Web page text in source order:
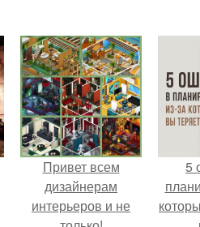
Привет всем
дизайнерам
интерьеров и не
5